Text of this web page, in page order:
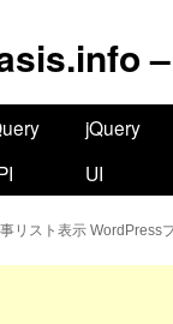
–
jQuery
UI
リスト表示 WordPress